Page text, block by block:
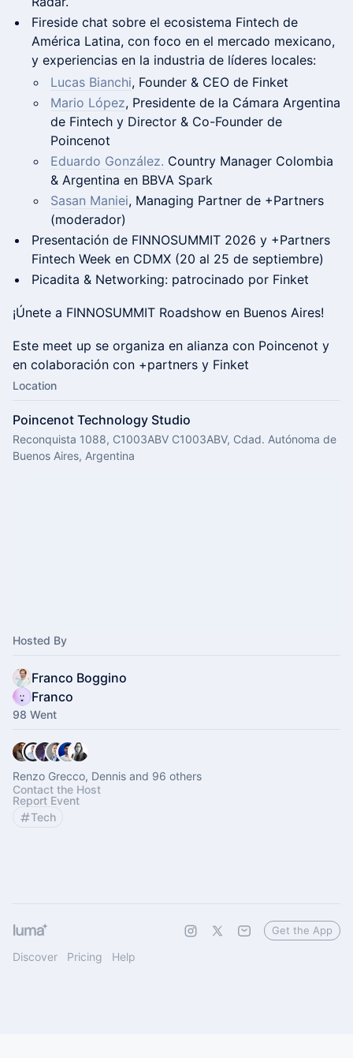
Fireside chat sobre el ecosistema Fintech de
América Latina, con foco en el mercado mexicano,
y experiencias en la industria de líderes locales:
Lucas Bianchi, Founder & CEO de Finket
Mario López, Presidente de la Cámara Argentina
de Fintech y Director & Co-Founder de
Poincenot
Eduardo González. Country Manager Colombia
& Argentina en BBVA Spark
Sasan Maniei, Managing Partner de +Partners
(moderador)
Presentación de FINNOSUMMIT 2026 y +Partners
Fintech Week en CDMX (20 al 25 de septiembre)
Picadita & Networking: patrocinado por Finket
¡Únete a FINNOSUMMIT Roadshow en Buenos Aires!
Este meet up se organiza en alianza con Poincenot y
en colaboración con +partners y Finket
Location
Poincenot Technology Studio
Reconquista 1088, C1003ABV C1003ABV, Cdad. Autónoma de
Buenos Aires, Argentina
Hosted By
Franco Boggino
Franco
98 Went
Renzo Grecco, Dennis and 96 others
Contact the Host
Report Event
Tech
Discover Pricing Help
Get the App